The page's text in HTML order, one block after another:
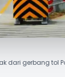
dari gerbang tol